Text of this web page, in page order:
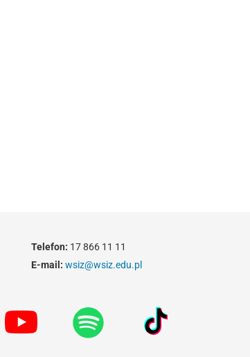
Telefon: 17 866 11 11
E-mail: wsiz@wsiz.edu.pl